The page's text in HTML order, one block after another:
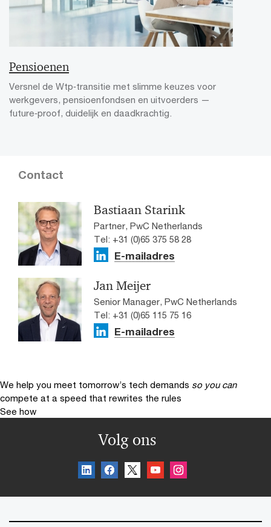
Pensioenen
Versnel de Wtp‑transitie met slimme keuzes voor
werkgevers, pensioenfondsen en uitvoerders —
future‑proof, duidelijk en daadkrachtig.
Contact
Bastiaan Starink
Partner, PwC Netherlands
Tel: +31 (0)65 375 58 28
E-mailadres
Jan Meijer
Senior Manager, PwC Netherlands
Tel: +31 (0)65 115 75 16
E-mailadres
We help you meet tomorrow’s tech demands so you can
compete at a speed that rewrites the rules
See how
Volg ons